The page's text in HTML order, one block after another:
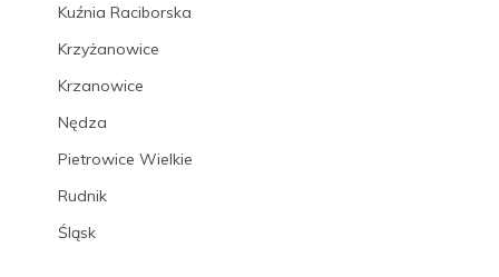
Kuźnia Raciborska
Krzyżanowice
Krzanowice
Nędza
Pietrowice Wielkie
Rudnik
Śląsk